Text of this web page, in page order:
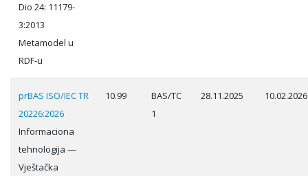
Dio 24: 11179-
3:2013
Metamodel u
RDF-u
prBAS ISO/IEC TR
20226:2026
Informaciona
tehnologija —
Vještačka
10.99
BAS/TC
1
28.11.2025 10.02.2026